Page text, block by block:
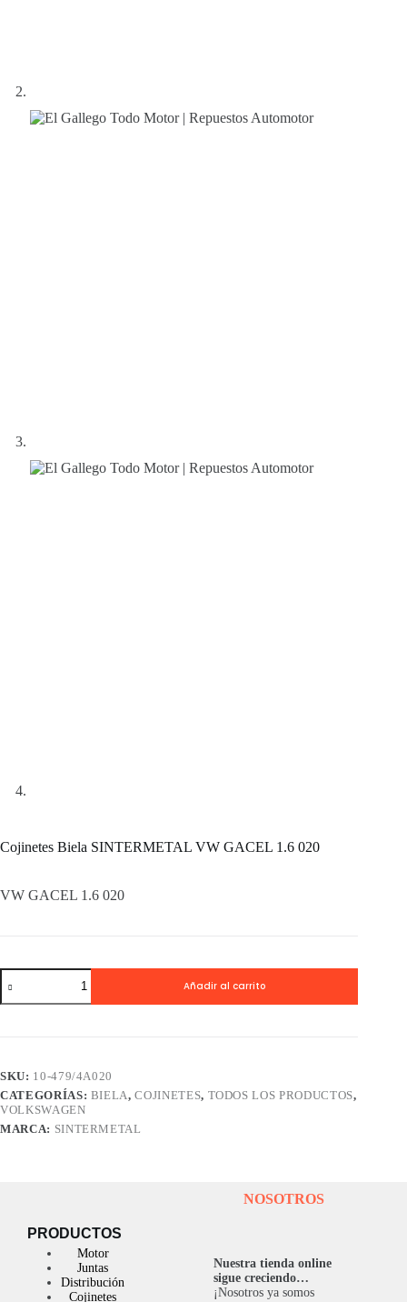
Cojinetes Biela SINTERMETAL VW GACEL 1.6 020
VW GACEL 1.6 020
Cojinetes
Biela
SINTERMETAL
cantidad
Añadir al carrito
SKU: 10-479/4A020
CATEGORÍAS: BIELA,COJINETES, TODOS LOS PRODUCTOS,
VOLKSWAGEN
MARCA: SINTERMETAL
PRODUCTOS
Motor
Juntas
Distribución
Cojinetes
NOSOTROS
Nuestra tienda online
sigue creciendo…
¡Nosotros ya somos